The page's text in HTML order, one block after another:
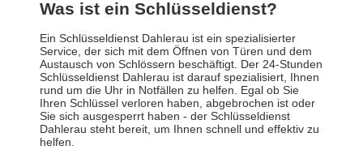
Was ist ein Schlüsseldienst?
Ein Schlüsseldienst Dahlerau ist ein spezialisierter
Service, der sich mit dem Öffnen von Türen und dem
Austausch von Schlössern beschäftigt. Der 24-Stunden
Schlüsseldienst Dahlerau ist darauf spezialisiert, Ihnen
rund um die Uhr in Notfällen zu helfen. Egal ob Sie
Ihren Schlüssel verloren haben, abgebrochen ist oder
Sie sich ausgesperrt haben - der Schlüsseldienst
Dahlerau steht bereit, um Ihnen schnell und effektiv zu
helfen.